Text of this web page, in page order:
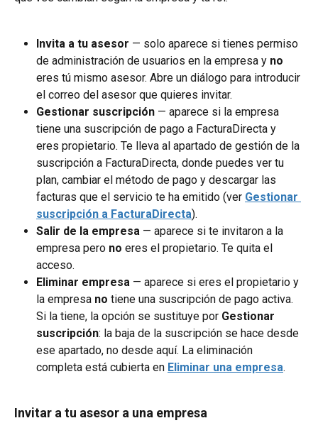
Invita a tu asesor — solo aparece si tienes permiso
de administración de usuarios en la empresa y no
eres tú mismo asesor. Abre un diálogo para introducir
el correo del asesor que quieres invitar.
Gestionar suscripción — aparece si la empresa
tiene una suscripción de pago a FacturaDirecta y
eres propietario. Te lleva al apartado de gestión de la
suscripción a FacturaDirecta, donde puedes ver tu
plan, cambiar el método de pago y descargar las
facturas que el servicio te ha emitido (ver Gestionar
suscripción a FacturaDirecta).
Salir de la empresa — aparece si te invitaron a la
empresa pero no eres el propietario. Te quita el
acceso.
Eliminar empresa — aparece si eres el propietario y
la empresa no tiene una suscripción de pago activa.
Si la tiene, la opción se sustituye por Gestionar
suscripción: la baja de la suscripción se hace desde
ese apartado, no desde aquí. La eliminación
completa está cubierta en Eliminar una empresa.
Invitar a tu asesor a una empresa